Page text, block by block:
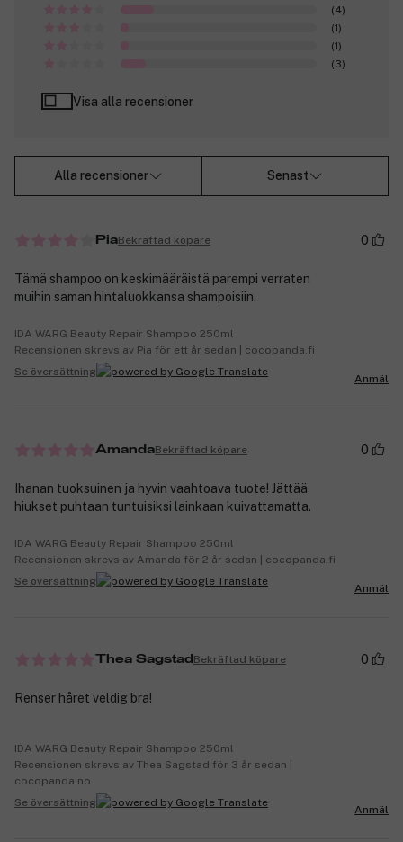
(4)
(1)
(1)
(3)
Visa alla recensioner
Alla recensioner Senast
PiaBekräftad köpare 0
Tämä shampoo on keskimääräistä parempi verraten
muihin saman hintaluokkansa shampoisiin.
IDA WARG Beauty Repair Shampoo 250ml
Recensionen skrevs av Pia för ett år sedan | cocopanda.fi
Se översättning
Anmäl
AmandaBekräftad köpare 0
Ihanan tuoksuinen ja hyvin vaahtoava tuote! Jättää
hiukset puhtaan tuntuisiksi lainkaan kuivattamatta.
IDA WARG Beauty Repair Shampoo 250ml
Recensionen skrevs av Amanda för 2 år sedan | cocopanda.fi
Se översättning
Anmäl
Thea Sagstad Bekräftad köpare 0
Renser håret veldig bra!
IDA WARG Beauty Repair Shampoo 250ml
Recensionen skrevs av Thea Sagstad för 3 år sedan |
cocopanda.no
Se översättning
Anmäl